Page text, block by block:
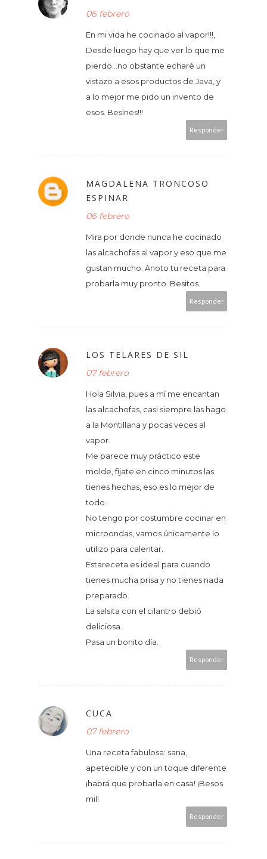
06 febrero
En mi vida he cocinado al vapor!!!,
Desde luego hay que ver lo que me
pierdo...no obstante echaré un
vistazo a esos productos de Java, y
a lo mejor me pido un invento de
esos. Besines!!!
Responder
MAGDALENA TRONCOSO
ESPINAR
06 febrero
Mira por donde nunca he cocinado
las alcachofas al vapor y eso que me
gustan mucho. Anoto tu receta para
probarla muy pronto. Besitos.
Responder
LOS TELARES DE SIL
07 febrero
Hola Silvia, pues a mí me encantan
las alcachofas, casi siempre las hago
a la Montillana y pocas veces al
vapor.
Me parece muy práctico este
molde, fíjate en cinco minutos las
tienes hechas, eso es lo mejor de
todo.
No tengo por costumbre cocinar en
microondas, vamos únicamente lo
utilizo para calentar.
Estareceta es ideal para cuando
tienes mucha prisa y no tienes nada
preparado.
La salsita con el cilantro debió
deliciosa.
Pasa un bonito día.
Responder
CUCA
07 febrero
Una receta fabulosa: sana,
apetecible y con un toque diferente
¡habrá que probarla en casa! ¡Besos
mil!
Responder